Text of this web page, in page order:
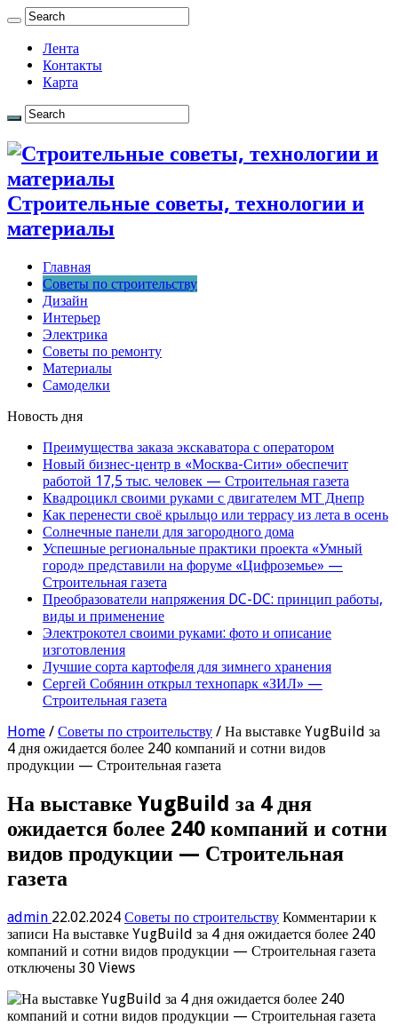
Лента
Контакты
Карта
Строительные советы, технологии и
материалы
Главная
Советы по строительству
Дизайн
Интерьер
Электрика
Советы по ремонту
Материалы
Самоделки
Новость дня
Преимущества заказа экскаватора с оператором
Новый бизнес-центр в «Москва-Сити» обеспечит
работой 17,5 тыс. человек — Строительная газета
Квадроцикл своими руками с двигателем МТ Днепр
Как перенести своё крыльцо или террасу из лета в осень
Солнечные панели для загородного дома
Успешные региональные практики проекта «Умный
город» представили на форуме «Цифроземье» —
Строительная газета
Преобразователи напряжения DC-DC: принцип работы,
виды и применение
Электрокотел своими руками: фото и описание
изготовления
Лучшие сорта картофеля для зимнего хранения
Сергей Собянин открыл технопарк «ЗИЛ» —
Строительная газета
Home / Советы по строительству / На выставке YugBuild за
4 дня ожидается более 240 компаний и сотни видов
продукции — Строительная газета
На выставке YugBuild за 4 дня
ожидается более 240 компаний и сотни
видов продукции — Строительная
газета
admin 22.02.2024 Советы по строительству Комментарии к
записи На выставке YugBuild за 4 дня ожидается более 240
компаний и сотни видов продукции — Строительная газета
отключены 30 Views